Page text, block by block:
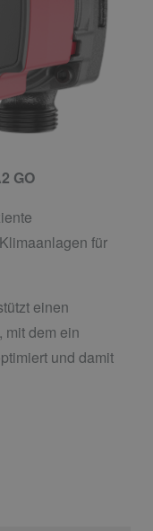
GO
für
einen
dem ein
und damit